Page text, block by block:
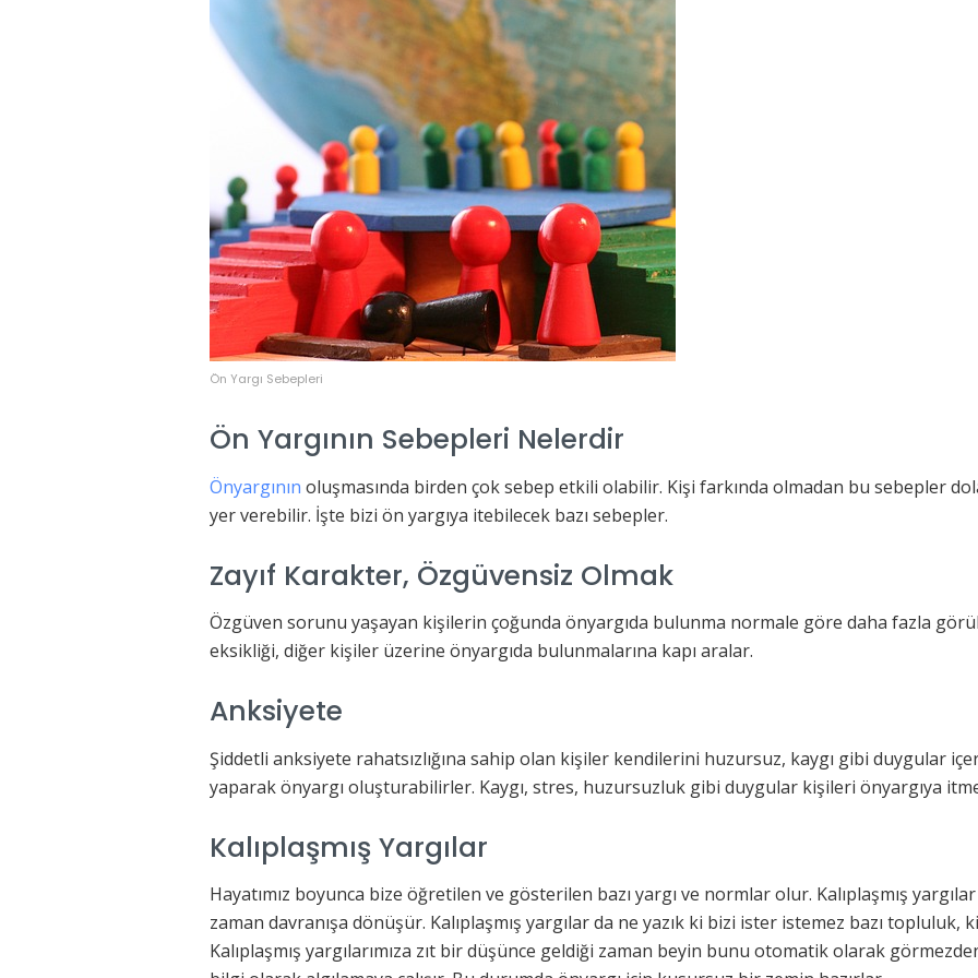
Ön Yargı Sebepleri
Ön Yargının Sebepleri Nelerdir
Önyargının oluşmasında birden çok sebep etkili olabilir. Kişi farkında olmadan bu sebepler
yer verebilir. İşte bizi ön yargıya itebilecek bazı sebepler.
Zayıf Karakter, Özgüvensiz Olmak
Özgüven sorunu yaşayan kişilerin çoğunda önyargıda bulunma normale göre daha fazla
eksikliği, diğer kişiler üzerine önyargıda bulunmalarına kapı aralar.
Anksiyete
Şiddetli anksiyete rahatsızlığına sahip olan kişiler kendilerini huzursuz, kaygı gibi duygular
yaparak önyargı oluşturabilirler. Kaygı, stres, huzursuzluk gibi duygular kişileri önyargıya
Kalıplaşmış Yargılar
Hayatımız boyunca bize öğretilen ve gösterilen bazı yargı ve normlar olur. Kalıplaşmış
zaman davranışa dönüşür. Kalıplaşmış yargılar da ne yazık ki bizi ister istemez bazı
Kalıplaşmış yargılarımıza zıt bir düşünce geldiği zaman beyin bunu otomatik olarak